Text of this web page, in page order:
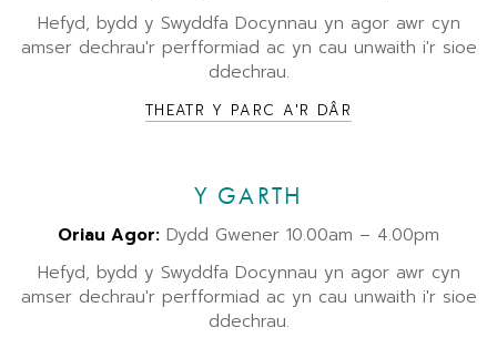
Hefyd, bydd y Swyddfa Docynnau yn agor awr cyn
amser dechrau'r perfformiad ac yn cau unwaith i'r sioe
ddechrau.
THEATR Y PARC A'R DÂR
Y GARTH
Oriau Agor: Dydd Gwener 10.00am – 4.00pm
Hefyd, bydd y Swyddfa Docynnau yn agor awr cyn
amser dechrau'r perfformiad ac yn cau unwaith i'r sioe
ddechrau.